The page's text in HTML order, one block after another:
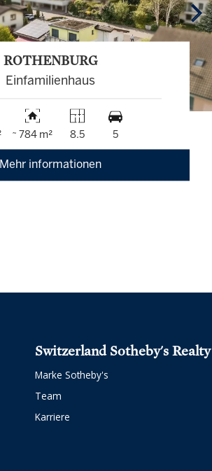
ROTHENBURG
Einfamilienhaus
~ 784 m² 8.5 5
Mehr informationen
Switzerland Sotheby's Realty
Marke Sotheby's
Team
Karriere